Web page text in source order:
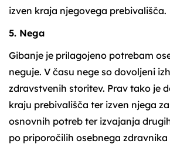
izven kraja njegovega prebivališča.
5. Nega
Gibanje je prilagojeno potrebam
neguje. V času nege so dovoljeni
zdravstvenih storitev. Prav tako je
kraju prebivališča ter izven njega
osnovnih potreb ter izvajanja
po priporočilih osebnega